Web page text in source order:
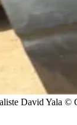
David Yala ©